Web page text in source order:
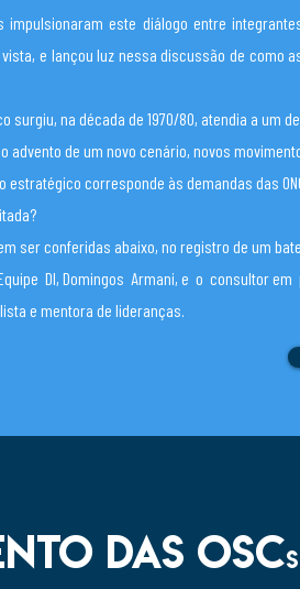
este diálogo entre
e lançou luz nessa discussão de como
surgiu, na década de 1970/80, atendia a um
advento de um novo cenário, novos
corresponde às demandas das
ser conferidas abaixo, no registro de um
DI, Domingos Armani, e o consultor
e mentora de lideranças.
das oscs